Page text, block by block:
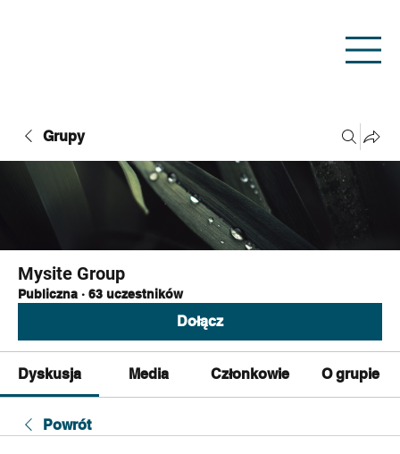
Grupy
Mysite Group
Publiczna · 63 uczestników
Dołącz
Dyskusja Media Członkowie O grupie
Powrót